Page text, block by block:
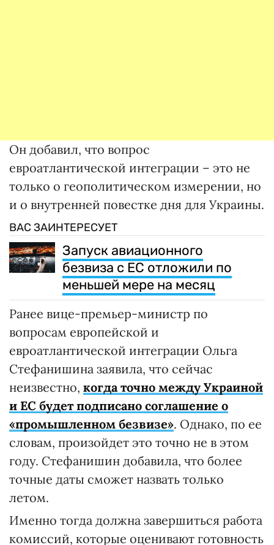
Он добавил, что вопрос
евроатлантической интеграции – это не
только о геополитическом измерении, но
и о внутренней повестке дня для Украины.
ВАС ЗАИНТЕРЕСУЕТ
Запуск авиационного
безвиза с ЕС отложили по
меньшей мере на месяц
Ранее вице-премьер-министр по
вопросам европейской и
евроатлантической интеграции Ольга
Стефанишина заявила, что сейчас
неизвестно, когда точно между Украиной
и ЕС будет подписано соглашение о
«промышленном безвизе». Однако, по ее
словам, произойдет это точно не в этом
году. Стефанишин добавила, что более
точные даты сможет назвать только
летом.
Именно тогда должна завершиться работа
комиссий, которые оценивают готовность